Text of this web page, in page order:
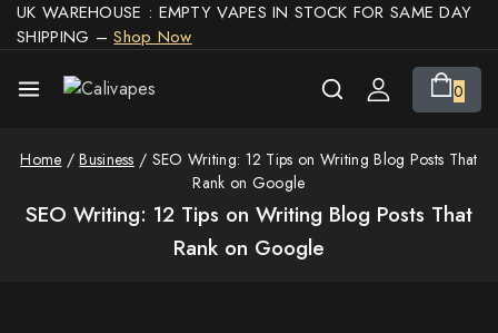
UK WAREHOUSE : EMPTY VAPES IN STOCK FOR SAME DAY
SHIPPING –Shop Now
0
Home / Business / SEO Writing: 12 Tips on Writing Blog Posts That
Rank on Google
SEO Writing: 12 Tips on Writing Blog Posts That
Rank on Google